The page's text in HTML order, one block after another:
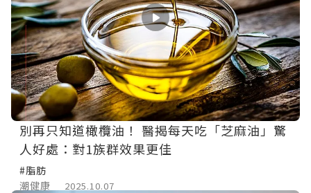
別再只知道橄欖油！ 醫揭每天吃「芝麻油」驚
人好處：對1族群效果更佳
#脂肪
潮健康
2025.10.07